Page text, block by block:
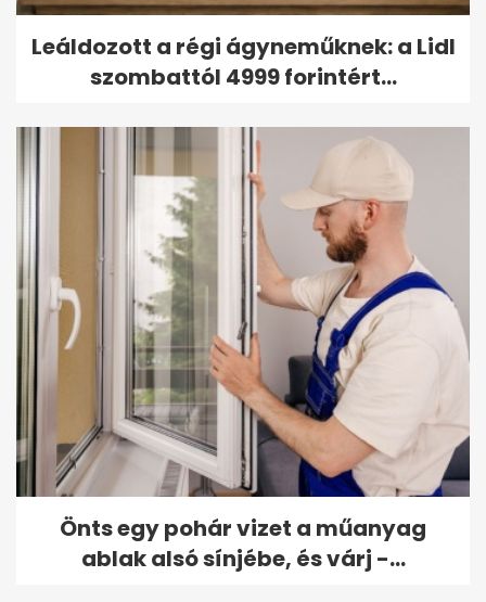
Leáldozott a régi ágyneműknek: a Lidl
szombattól 4999 forintért...
Önts egy pohár vizet a műanyag
ablak alsó sínjébe, és várj -...